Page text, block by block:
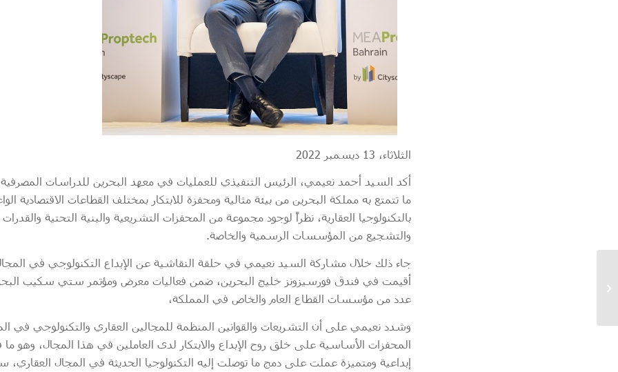
الثلاثاء، 13 ديسمبر 2022
ما تتمتع به مملكة البحرين من بيئة مثالية ومحفزة للابتكار بمختلف القطاعات الاقتصادية
بالتكنولوجيا العقارية، نظراً لوجود مجموعة من المحفزات التشريعية والبنية التحتية والقدرات
والتشجيع من المؤسسات الرسمية والخاصة.
جاء ذلك خلال مشاركة السيد نعيمي في حلقة النقاشية عن الإبداع التكنولوجي في
أقيمت في فندق فورسيزونز خليج البحرين، ضمن فعاليات معرض ومؤتمر ستي سكيب
عدد من مؤسسات القطاع العام والخاص في المملكة،
وشدد نعيمي على أن التشريعات والقوانين المنظمة للمجالين العقاري والتكنولوجي في
المحفزات الأساسية على خلق روح الإبداع والابتكار لدى العاملين في هذا المجال، وهو ما
إبداعية ومتميزة عملت على دمج ما توصلت إليه التكنولوجيا الحديثة في المجال